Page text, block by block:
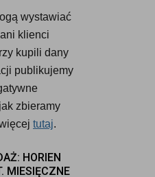
wystawiać
klienci
kupili dany
publikujemy
zbieramy
tutaj.
HORIEN
MIESIĘCZNE